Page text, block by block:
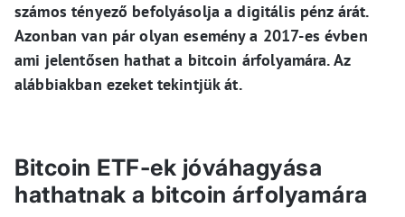
számos tényező befolyásolja a digitális pénz árát.
Azonban van pár olyan esemény a 2017-es évben
ami jelentősen hathat a bitcoin árfolyamára. Az
alábbiakban ezeket tekintjük át.
Bitcoin ETF-ek jóváhagyása
hathatnak a bitcoin árfolyamára